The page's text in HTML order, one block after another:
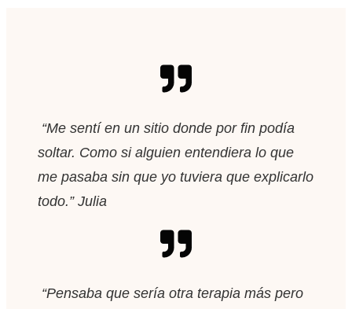
“Me sentí en un sitio donde por fin podía
soltar. Como si alguien entendiera lo que
me pasaba sin que yo tuviera que explicarlo
todo.” Julia
“Pensaba que sería otra terapia más pero